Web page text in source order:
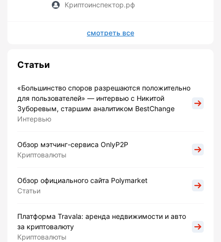
Криптоинспектор.рф
смотреть все
Статьи
«Большинство споров разрешаются положительно
для пользователей» — интервью с Никитой
Зуборевым, старшим аналитиком BestChange
Интервью
Обзор мэтчинг-сервиса OnlyP2P
Криптовалюты
Обзор официального сайта Polymarket
Статьи
Платформа Travala: аренда недвижимости и авто
за криптовалюту
Криптовалюты